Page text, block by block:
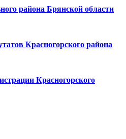
района Брянской области
Красногорского района
Красногорского